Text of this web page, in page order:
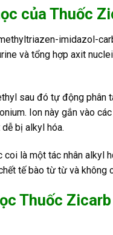
của Thuốc
imidazol-
và tổng hợp axit
sau đó tự động phân
Ion này gắn vào
bị alkyl hóa.
là một tác nhân alkyl
tế bào từ từ và không
Thuốc